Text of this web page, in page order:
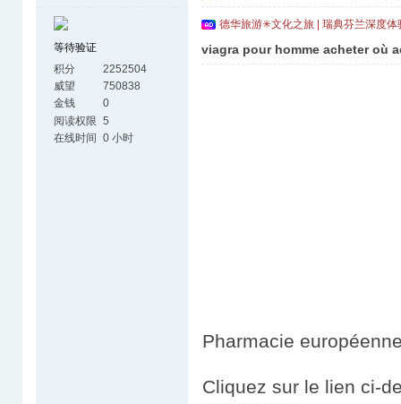
等待验证
积分
2252504
威望
750838
金钱
0
阅读权限 5
在线时间 0 小时
德华旅游✳文化之旅 | 瑞典芬兰深度
viagra pour homme acheter où
Pharmacie
Cliquez sur le lien ci-